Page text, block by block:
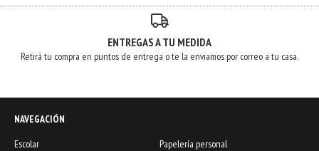
ENTREGAS A TU MEDIDA
Retirá tu compra en puntos de entrega o te la enviamos por correo a tu casa.
NAVEGACIÓN
Escolar
Papelería personal